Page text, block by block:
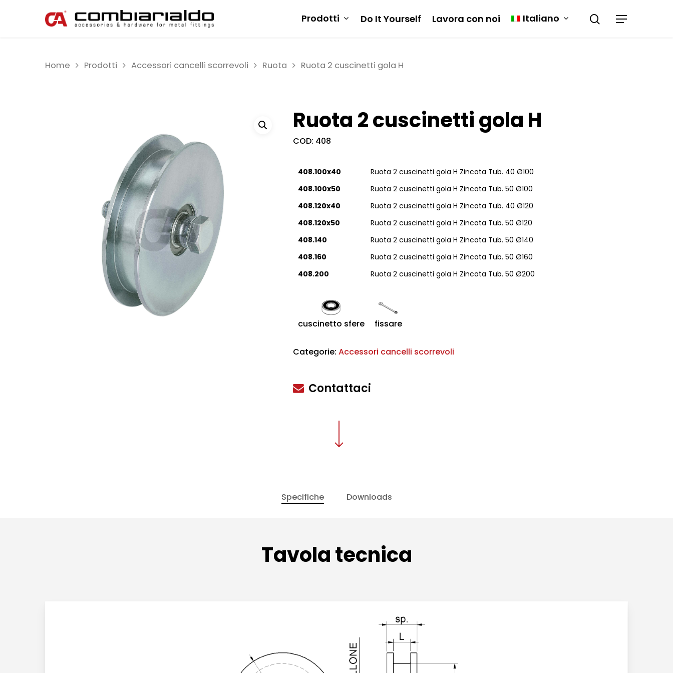
Prodotti Do It Yourself Lavora con noi Italiano
Home Prodotti Accessori cancelli scorrevoli Ruota Ruota 2 cuscinetti gola H
Ruota 2 cuscinetti gola H
COD: 408
408.100x40
Ruota 2 cuscinetti gola H Zincata Tub. 40 Ø100
408.100x50
Ruota 2 cuscinetti gola H Zincata Tub. 50 Ø100
408.120x40
Ruota 2 cuscinetti gola H Zincata Tub. 40 Ø120
408.120x50
Ruota 2 cuscinetti gola H Zincata Tub. 50 Ø120
408.140
Ruota 2 cuscinetti gola H Zincata Tub. 50 Ø140
408.160
Ruota 2 cuscinetti gola H Zincata Tub. 50 Ø160
408.200
Ruota 2 cuscinetti gola H Zincata Tub. 50 Ø200
cuscinetto sfere fissare
Categorie: Accessori cancelli scorrevoli
Contattaci
Specifiche Downloads
Tavola tecnica